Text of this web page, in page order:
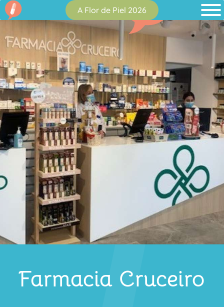
A Flor de Piel 2026
Farmacia Cruceiro